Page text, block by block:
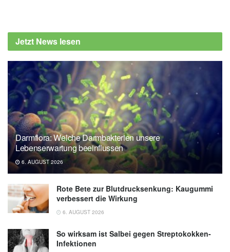
Natur Fleischhandels GmbH, (Abruf:
24.11.2019)
Bayerisches Landesamt für Gesundheit und
Lebensmittelsicherheit: Listerien in
Lebensmitteln, (Abruf: 24.11.2019),
Bayerisches Landesamt für Gesundheit und
Lebensmittelsicherheit
Jetzt News lesen
Darmflora: Welche Darmbakterien unsere
Lebenserwartung beeinflussen
6. AUGUST 2026
Rote Bete zur Blutdrucksenkung: Kaugummi
verbessert die Wirkung
6. AUGUST 2026
So wirksam ist Salbei gegen Streptokokken-
Infektionen